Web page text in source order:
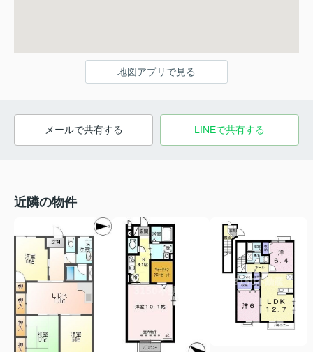
地図アプリで見る
メールで共有する LINEで共有する
近隣の物件